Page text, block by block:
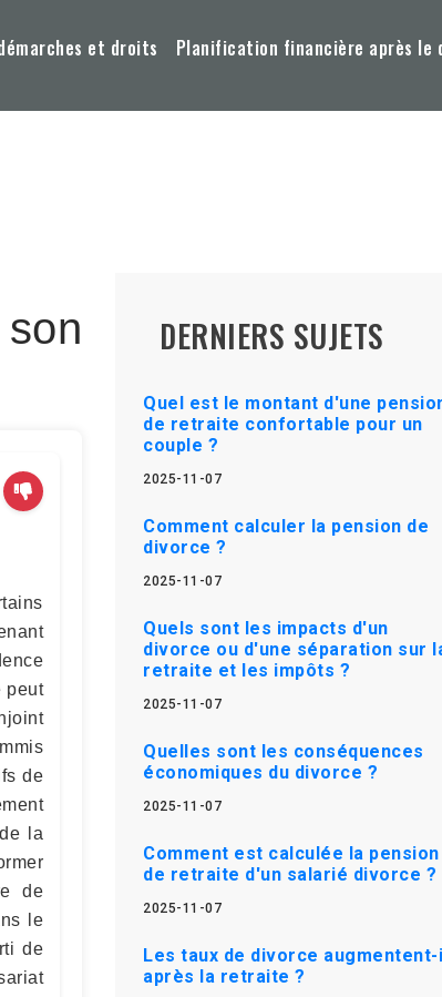
et droits Planification financière après le
peut
de
la
de
le
de
DERNIERS SUJETS
Quel est le montant d'une
de retraite confortable pour un
couple ?
2025-11-07
Comment calculer la pension de
divorce ?
2025-11-07
Quels sont les impacts d'un
divorce ou d'une séparation sur
retraite et les impôts ?
2025-11-07
Quelles sont les conséquences
économiques du divorce ?
2025-11-07
Comment est calculée la pension
de retraite d'un salarié divorce ?
2025-11-07
Les taux de divorce
après la retraite ?